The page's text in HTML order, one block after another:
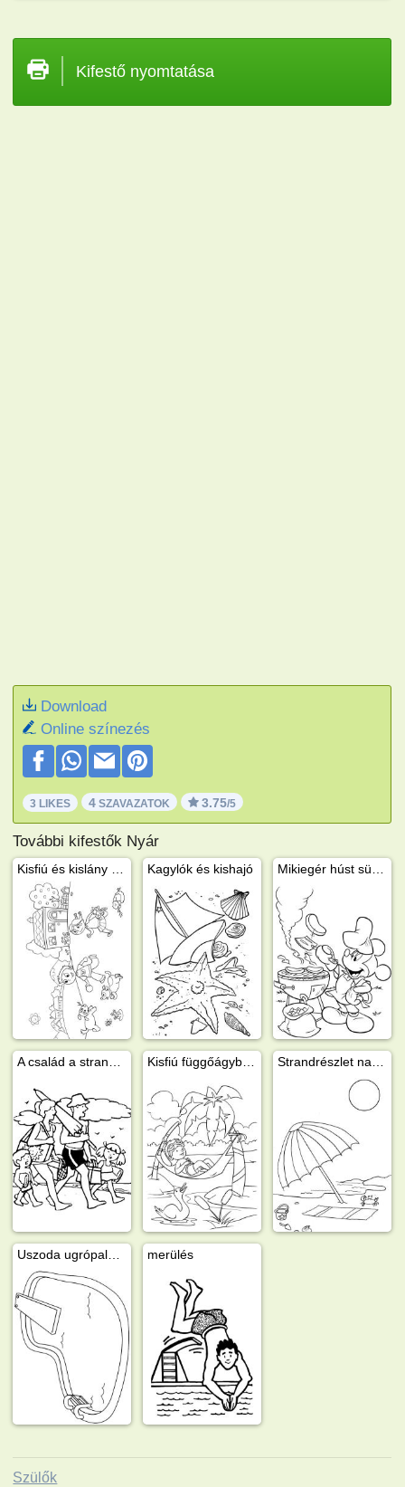
Kifestő nyomtatása
Download
Online színezés
3 LIKES 4 SZAVAZATOK 3.75/5
További kifestők Nyár
Kagylók és kishajó
merülés
Szülők